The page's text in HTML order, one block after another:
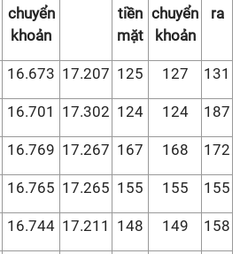
chuyển
khoản
tiền
mặt
chuyển
khoản
ra
16.673 17.207 125 127 131
16.701 17.302 124 124 187
16.769 17.267 167 168 172
16.765 17.265 155 155 155
16.744 17.211 148 149 158